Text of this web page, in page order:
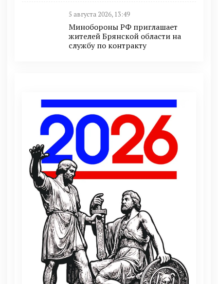
5 августа 2026, 13:49
Минобoроны РФ приглaшaет
житeлeй Брянской области на
службу по контракту